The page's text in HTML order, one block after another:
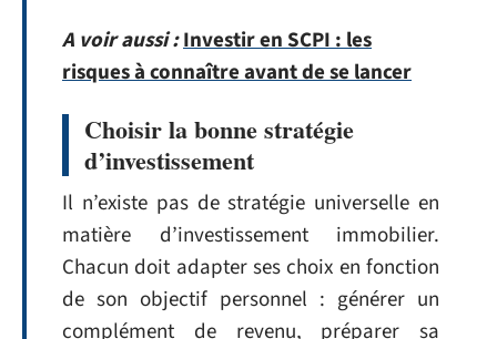
A voir aussi :Investir en SCPI : les
risques à connaître avant de se lancer
Choisir la bonne stratégie
d’investissement
Il n’existe pas de stratégie universelle en
matière d’investissement immobilier.
Chacun doit adapter ses choix en fonction
de son objectif personnel : générer un
complément de revenu, préparer sa